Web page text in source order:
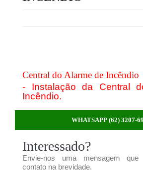
Central do Alarme de Incêndio
- Instalação da Central
Incêndio.
WHATSAPP (62) 3207-
Interessado?
Envie-nos uma mensagem que
contato na brevidade.